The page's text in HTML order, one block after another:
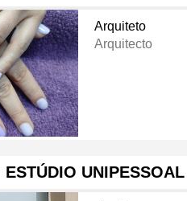
Arquiteto
Arquitecto
ESTÚDIO